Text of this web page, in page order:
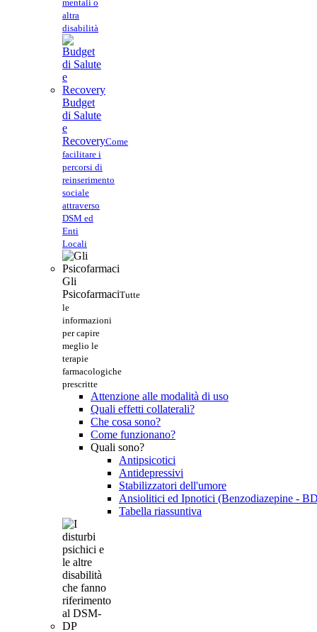
mentali o
altra
disabilità
Budget
di Salute
e
RecoveryCome
facilitare i
percorsi di
reinserimento
sociale
attraverso
DSM ed
Enti
Locali
Gli
PsicofarmaciTutte
le
informazioni
per capire
meglio le
terapie
farmacologiche
prescritte
Attenzione alle modalità di uso
Quali effetti collaterali?
Che cosa sono?
Come funzionano?
Quali sono?
Antipsicotici
Antidepressivi
Stabilizzatori dell'umore
Ansiolitici ed Ipnotici (Benzodiazepine -
Tabella riassuntiva